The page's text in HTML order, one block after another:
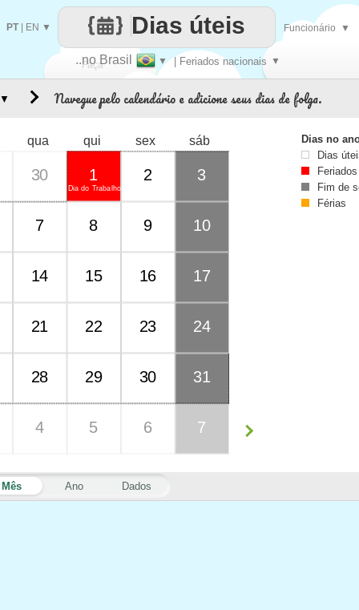
Faça
..no Brasil ▼ | Feriados nacionais ▼
Dias úteis
PT| EN ▼ Funcionário ▼
Navegue pelo calendário e adicione seus dias de folga.
Mês Ano Dados
qua qui sex sáb
30
Dia do Trabalho
1 2 3
7 8 9 10
14 15 16 17
21 22 23 24
28 29 30 31
4 5 6 7
▼
Dias no
Dias
Feriados
Fim de
Férias